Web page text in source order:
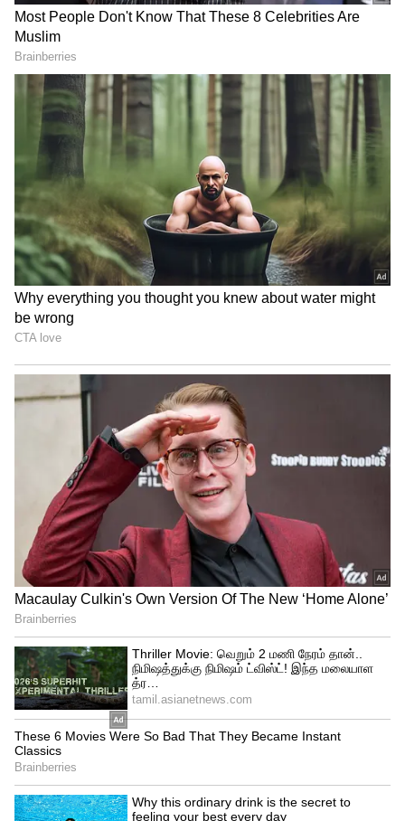
நல்ல வரவேற்பு:
கூகுள் தரத்தில் அசத்தலான வெளியான
பிக்சல் 4a மாடல் இந்திய சந்தையில் நல்ல
வரவேற்பை பெற்றது. அமோக வரவேற்பு
காரணமாக இதன் விற்பனை நடைபெற்ற
அனைத்து முன்னணி வலைதளங்களிலும்
பிக்சல் 4a மாடல் விற்பனை துவங்கிய சில
நிமிடங்களில் விற்றுத் தீர்ந்து கொண்டே
இருந்தது.
புதிய கூகுள் பிக்சல் 6a ஸ்மார்ட்போன்
மாடலை இந்திய சந்தையில் வெளியிடுவது
பற்றி கூகுள் தரப்பில் இதுவரை எந்த
தகவலும் அதிகாரப்பூர்வமாக
வெளியிடப்படவில்லை. இதுதவிர கூகுள்
நிறுவனத்தின் 2022 I/O நிகழ்வு மே 11 ஆம்
தேதி நடைபெற இருக்கிறது.
இந்த நிகழ்வில் கூகுள் நிறுவனம் தனது
புதிய பிக்சல் 6a ஸ்மார்ட்போனை சர்வதேச
சந்தையில் அறிமுகம் செய்யலாம் என
கூறப்படுகிறது. இந்த நிகழ்விலேயே புதிய
பிக்சல் ஸ்மார்ட்போனின் இந்திய வெளியீடு